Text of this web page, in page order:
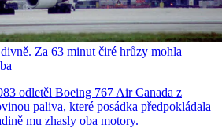
Za 63 minut čiré hrůzy mohla
odletěl Boeing 767 Air Canada z
paliva, které posádka předpokládala
mu zhasly oba motory.